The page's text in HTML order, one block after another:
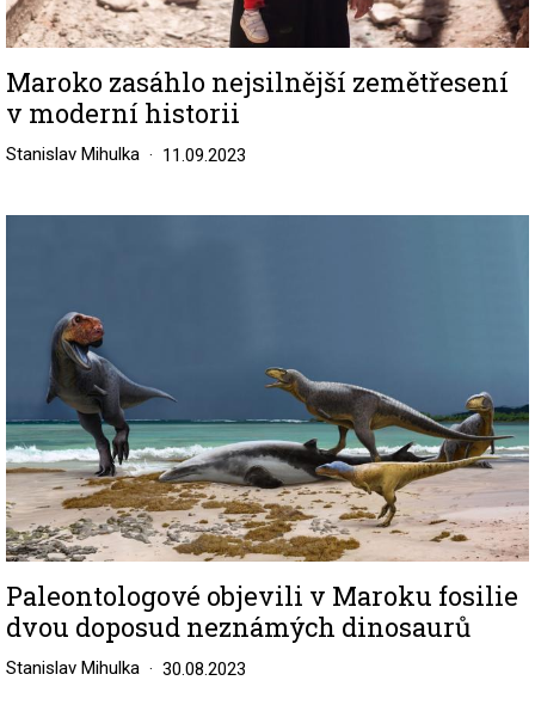
Maroko zasáhlo nejsilnější zemětřesení
v moderní historii
Stanislav Mihulka 11.09.2023
Paleontologové objevili v Maroku fosilie
dvou doposud neznámých dinosaurů
Stanislav Mihulka 30.08.2023